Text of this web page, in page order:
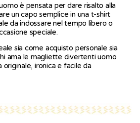
è pensata per dare risalto alla
un capo semplice in una t-shirt
da indossare nel tempo libero o
speciale.
sia come acquisto personale sia
ama le magliette divertenti uomo
originale, ironica e facile da